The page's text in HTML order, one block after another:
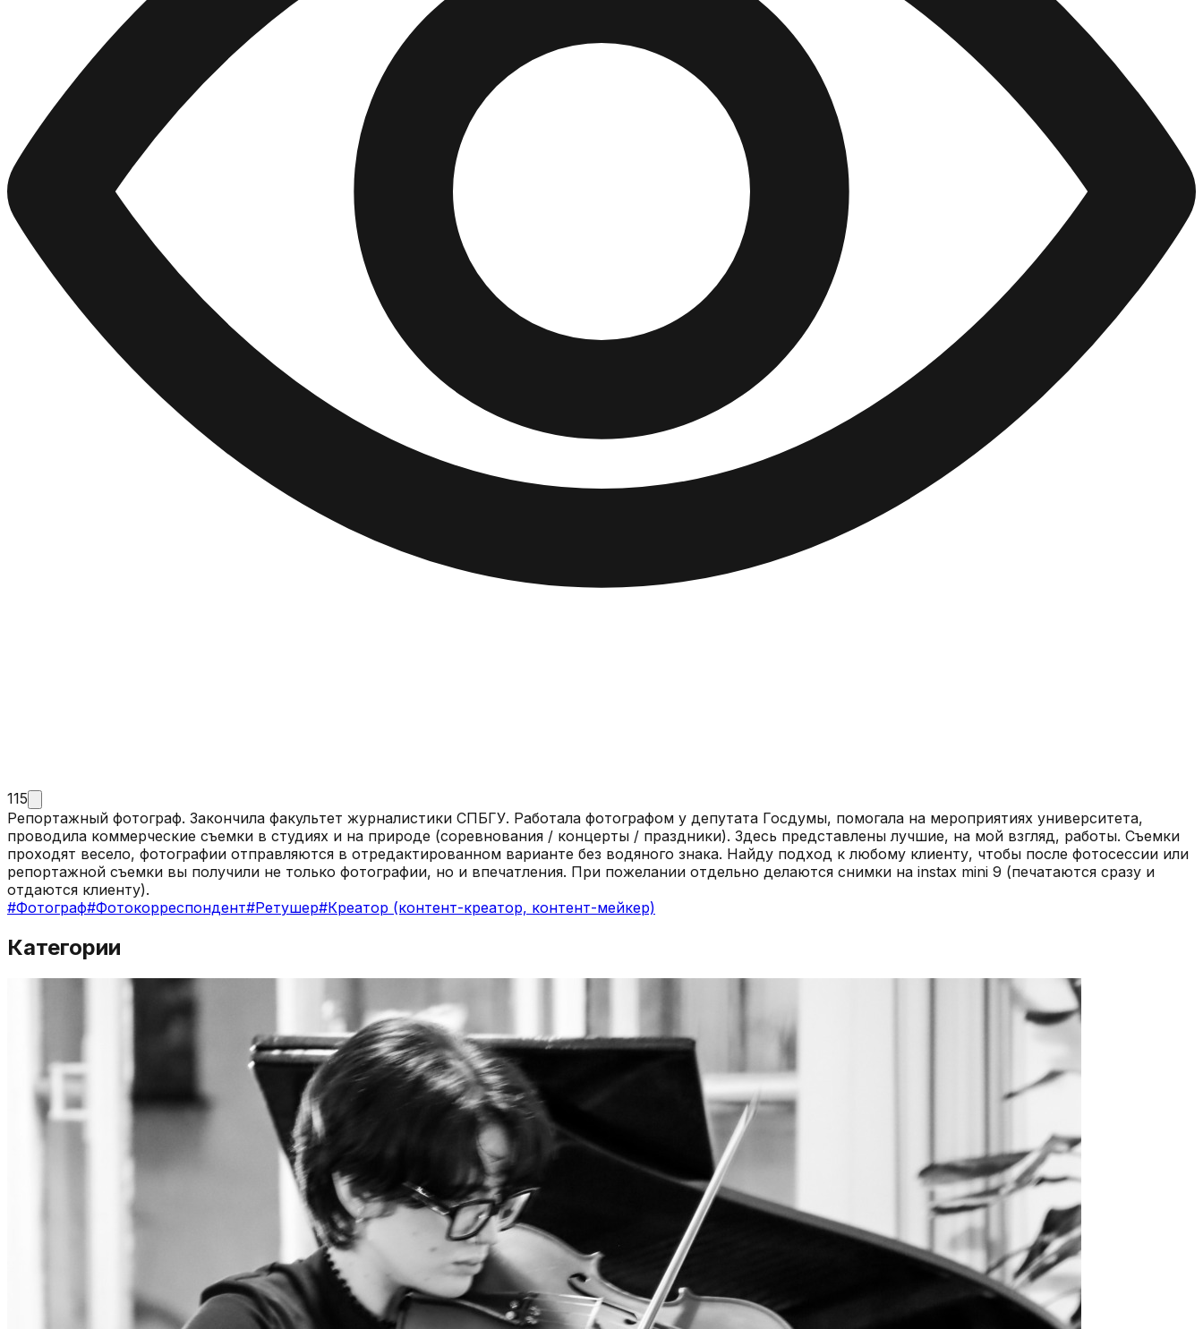
115
Репортажный фотограф. Закончила факультет журналистики СПБГУ. Работала фотографом у депутата Госдумы, помогала на мероприятиях университета,
проводила коммерческие съемки в студиях и на природе (соревнования / концерты / праздники). Здесь представлены лучшие, на мой взгляд, работы. Съемки
проходят весело, фотографии отправляются в отредактированном варианте без водяного знака. Найду подход к любому клиенту, чтобы после фотосессии или
репортажной съемки вы получили не только фотографии, но и впечатления. При пожелании отдельно делаются снимки на instax mini 9 (печатаются сразу и
отдаются клиенту).
#Фотограф#Фотокорреспондент#Ретушер#Креатор (контент-креатор, контент-мейкер)
Категории